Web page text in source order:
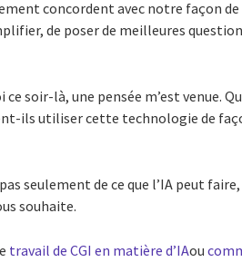
concordent avec notre façon
de poser de meilleures
soir-là, une pensée m’est venue.
ils utiliser cette technologie de
seulement de ce que l’IA peut
souhaite.
travail de CGI en matière d’IAou